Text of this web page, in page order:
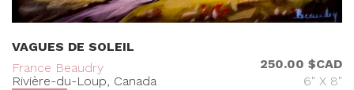
VAGUES DE SOLEIL
France Beaudry
Rivière-du-Loup, Canada
250.00 $CAD
6" X 8"